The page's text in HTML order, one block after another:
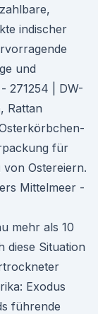
indischer
und
271254 | DW-
Rattan
für
Ostereiern.
Mittelmeer -
mehr als 10
diese Situation
Exodus
führende